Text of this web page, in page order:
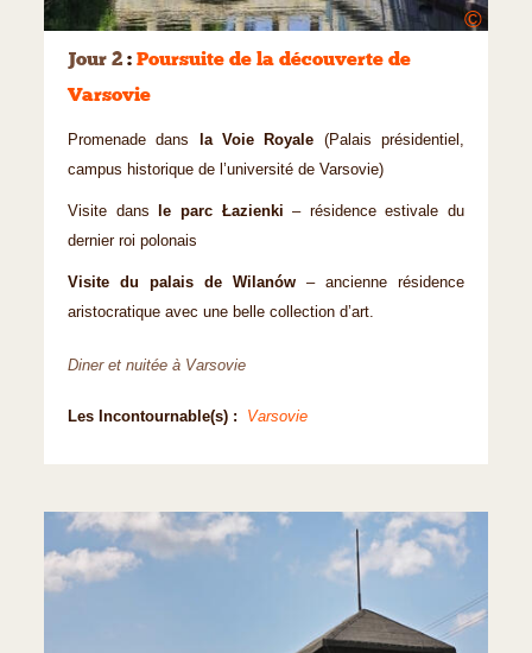
©
Jour 2 : Poursuite de la découverte de
Varsovie
Promenade dans la Voie Royale (Palais présidentiel,
campus historique de l’université de Varsovie)
Visite dans le parc Łazienki – résidence estivale du
dernier roi polonais
Visite du palais de Wilanów – ancienne résidence
aristocratique avec une belle collection d’art.
Diner et nuitée à Varsovie
Les Incontournable(s) : Varsovie